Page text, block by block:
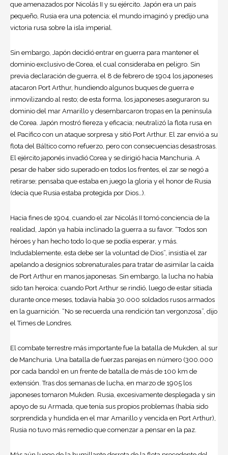
que amenazados por Nicolás II y su ejército. Japón era un país
pequeño, Rusia era una potencia; el mundo imaginó y predijo una
victoria rusa sobre la isla imperial.
Sin embargo, Japón decidió entrar en guerra para mantener el
dominio exclusivo de Corea, el cual consideraba en peligro. Sin
previa declaración de guerra, el 8 de febrero de 1904 los japoneses
atacaron Port Arthur, hundiendo algunos buques de guerra e
inmovilizando al resto; de esta forma, los japoneses aseguraron su
dominio del mar Amarillo y desembarcaron tropas en la península
de Corea. Japón mostró fiereza y eficacia; neutralizó la flota rusa en
el Pacífico con un ataque sorpresa y sitió Port Arthur. El zar envió a su
flota del Báltico como refuerzo, pero con consecuencias desastrosas.
El ejército japonés invadió Corea y se dirigió hacia Manchuria. A
pesar de haber sido superado en todos los frentes, el zar se negó a
retirarse; pensaba que estaba en juego la gloria y el honor de Rusia
(decía que Rusia estaba protegida por Dios…).
Hacia fines de 1904, cuando el zar Nicolás II tomó conciencia de la
realidad, Japón ya había inclinado la guerra a su favor. “Todos son
héroes y han hecho todo lo que se podía esperar, y más.
Indudablemente, esta debe ser la voluntad de Dios”, insistía el zar
apelando a designios sobrenaturales para tratar de asimilar la caída
de Port Arthur en manos japonesas. Sin embargo, la lucha no había
sido tan heroica: cuando Port Arthur se rindió, luego de estar sitiada
durante once meses, todavía había 30.000 soldados rusos armados
en la guarnición. “No se recuerda una rendición tan vergonzosa”, dijo
el Times de Londres.
El combate terrestre más importante fue la batalla de Mukden, al sur
de Manchuria. Una batalla de fuerzas parejas en número (300.000
por cada bando) en un frente de batalla de más de 100 km de
extensión. Tras dos semanas de lucha, en marzo de 1905 los
japoneses tomaron Mukden. Rusia, excesivamente desplegada y sin
apoyo de su Armada, que tenía sus propios problemas (había sido
sorprendida y hundida en el mar Amarillo y vencida en Port Arthur),
Rusia no tuvo más remedio que comenzar a pensar en la paz.